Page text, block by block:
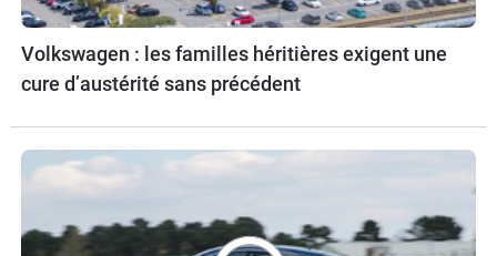
Volkswagen : les familles héritières exigent une
cure d’austérité sans précédent